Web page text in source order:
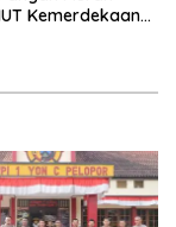
Kemerdekaan